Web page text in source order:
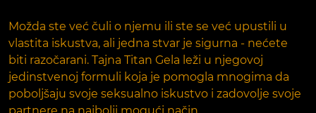
Možda ste već čuli o njemu ili ste se već upustili u
vlastita iskustva, ali jedna stvar je sigurna - nećete
biti razočarani. Tajna Titan Gela leži u njegovoj
jedinstvenoj formuli koja je pomogla mnogima da
poboljšaju svoje seksualno iskustvo i zadovolje svoje
partnere na najbolji mogući način.